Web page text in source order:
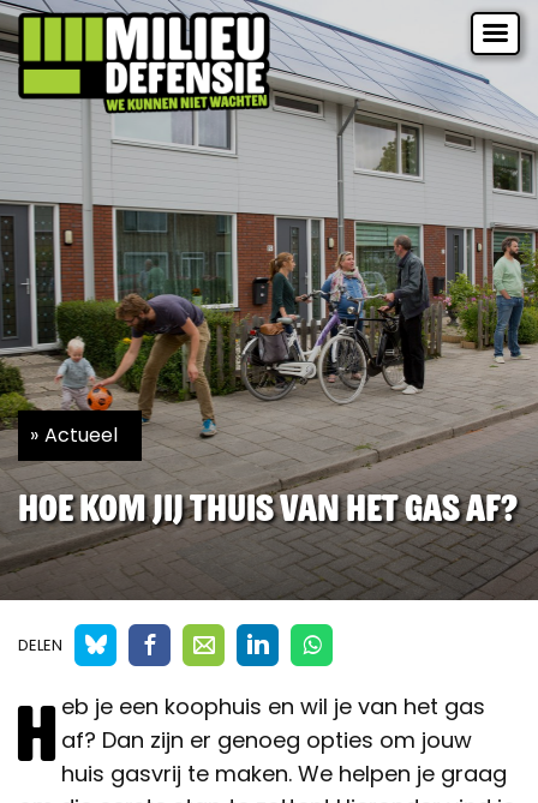
Actueel
Hoe kom jij thuis van het gas af?
DELEN
H eb je een koophuis en wil je van het gas
af? Dan zijn er genoeg opties om jouw
huis gasvrij te maken. We helpen je graag